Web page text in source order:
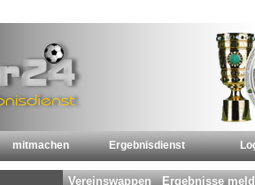
mitmachen Ergebnisdienst